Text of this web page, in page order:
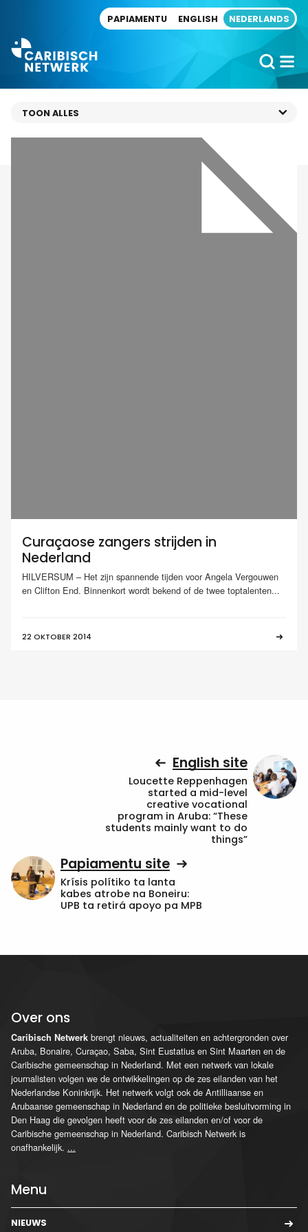
PAPIAMENTU ENGLISH NEDERLANDS
Curaçaose zangers strijden in
Nederland
HILVERSUM – Het zijn spannende tijden voor Angela Vergouwen
en Clifton End. Binnenkort wordt bekend of de twee toptalenten...
22 OKTOBER 2014
English site
Loucette Reppenhagen
started a mid-level
creative vocational
program in Aruba: “These
students mainly want to do
things”
Papiamentu site
Krísis polítiko ta lanta
kabes atrobe na Boneiru:
UPB ta retirá apoyo pa MPB
Over ons
Caribisch Netwerk brengt nieuws, actualiteiten en achtergronden over
Aruba, Bonaire, Curaçao, Saba, Sint Eustatius en Sint Maarten en de
Caribische gemeenschap in Nederland. Met een netwerk van lokale
journalisten volgen we de ontwikkelingen op de zes eilanden van het
Nederlandse Koninkrijk. Het netwerk volgt ook de Antilliaanse en
Arubaanse gemeenschap in Nederland en de politieke besluitvorming in
Den Haag die gevolgen heeft voor de zes eilanden en/of voor de
Caribische gemeenschap in Nederland. Caribisch Netwerk is
onafhankelijk. ...
Menu
NIEUWS